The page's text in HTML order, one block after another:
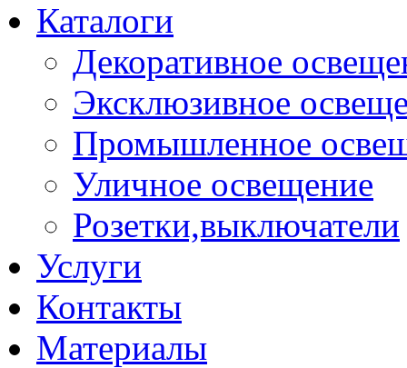
Каталоги
Декоративное
Эксклюзивное
Промышленное
Уличное освещение
Розетки,выключатели
Услуги
Контакты
Материалы